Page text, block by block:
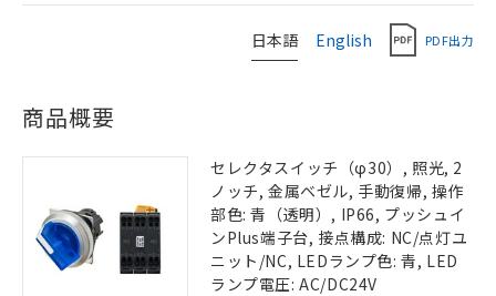
日本語 English PDF出力
商品概要
セレクタスイッチ（φ30）, 照光, 2
ノッチ, 金属ベゼル, 手動復帰, 操作
部色: 青（透明）, IP66, プッシュイ
ンPlus端子台, 接点構成: NC/点灯ユ
ニット/NC, LEDランプ色: 青, LED
ランプ電圧: AC/DC24V